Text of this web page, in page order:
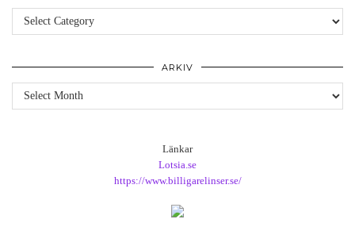
Kategorier
ARKIV
Arkiv
Länkar
Lotsia.se
https://www.billigarelinser.se/